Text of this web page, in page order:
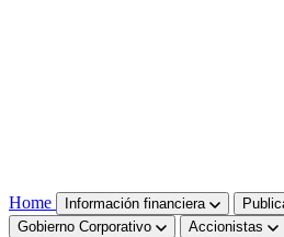
Home Información financiera
Gobierno Corporativo
Accionistas